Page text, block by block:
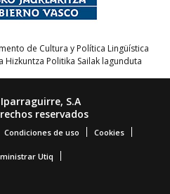
de Cultura y Política Lingüística
Hizkuntza Politika Sailak lagunduta
S.A
reservados
Condiciones de uso Cookies
Utiq